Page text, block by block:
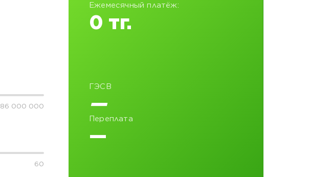
86 000 000
60
Ежемесячный платёж:
0 тг.
ГЭСВ
—
Переплата
—